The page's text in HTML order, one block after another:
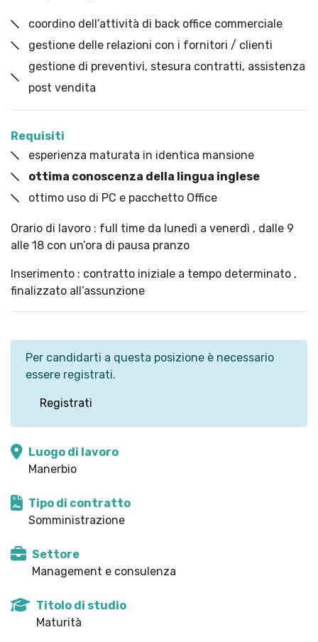
coordino dell’attività di back office commerciale
gestione delle relazioni con i fornitori / clienti
gestione di preventivi, stesura contratti, assistenza
post vendita
Requisiti
esperienza maturata in identica mansione
ottima conoscenza della lingua inglese
ottimo uso di PC e pacchetto Office
Orario di lavoro : full time da lunedì a venerdì , dalle 9
alle 18 con un’ora di pausa pranzo
Inserimento : contratto iniziale a tempo determinato ,
finalizzato all’assunzione
Per candidarti a questa posizione è necessario
essere registrati.
Registrati
Luogo di lavoro
Manerbio
Tipo di contratto
Somministrazione
Settore
Management e consulenza
Titolo di studio
Maturità